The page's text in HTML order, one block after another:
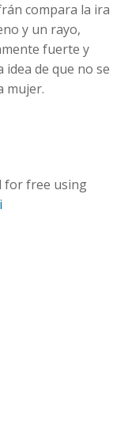
compara la ira
y un rayo,
fuerte y
idea de que no se
mujer.
for free using